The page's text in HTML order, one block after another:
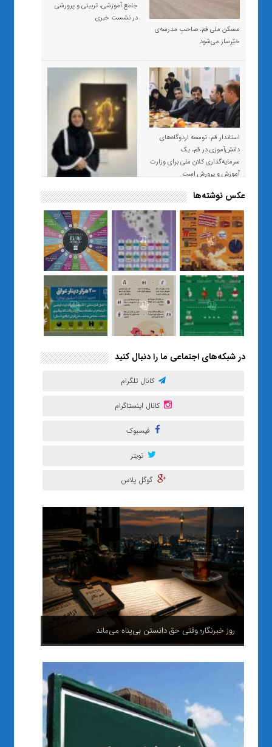
مسکن ملی قم، صاحبِ مدرسه‌ی
خیّرساز می‌شود
جامع آموزشی، تربیتی و پرورشی
در نشست خبری
استاندار قم: توسعه اردوگاه‌های
دانش‌آموزی در قم، یک
سرمایه‌گذاری کلان ملی برای وزارت
آموزش و پرورش است
«صبر و اعتماد؛ روایت معلمی که
نسل Z را از بی‌هدفی به خودباوری
رساند / از یک کلاس ساده در قم تا
حضور مشترک معلم و هنرجویان
در مهم‌ترین گالری قرآنی هوش
مصنوعی تهران
عکس نوشته‌ها
در شبکه‌های اجتماعی ما را دنبال کنید
کانال تلگرام
کانال اینستاگرام
فیسبوک
تویتر
گوگل پلاس
روز خبرنگار؛ وقتی حق دانستن بی‌پناه می‌ماند